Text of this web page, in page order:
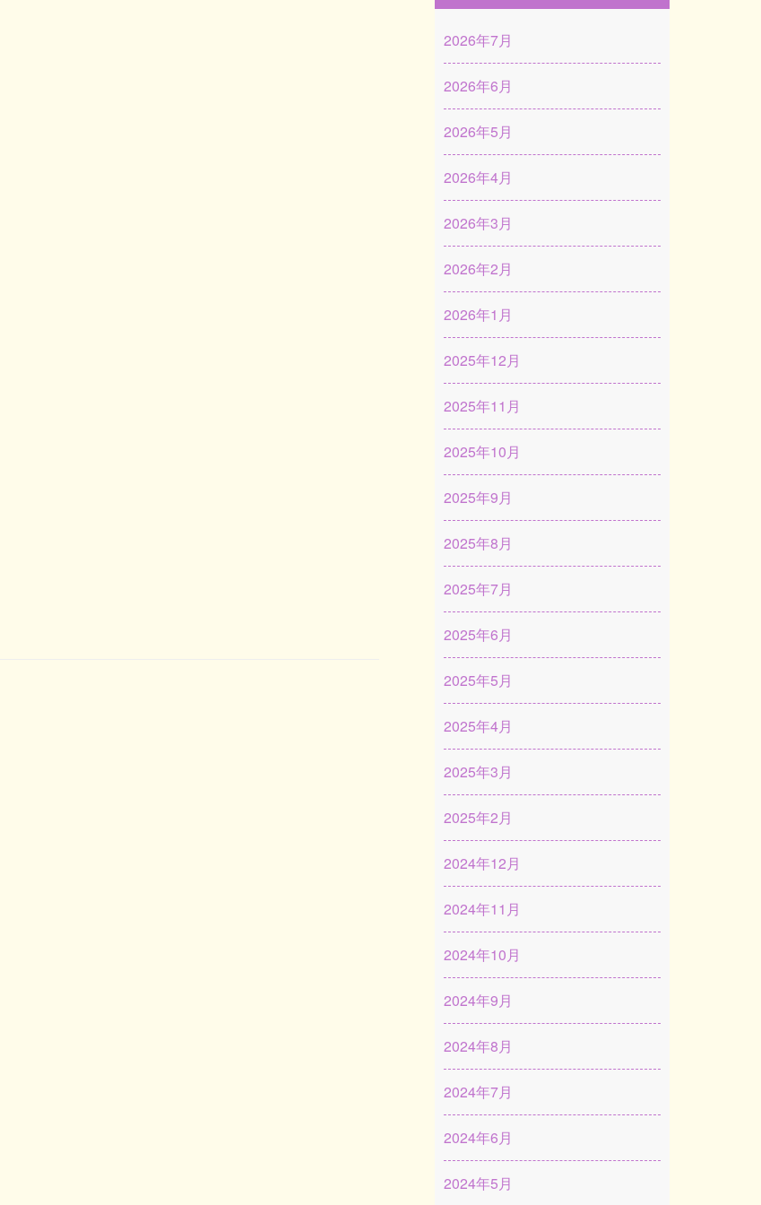
2026年7月
2026年6月
2026年5月
2026年4月
2026年3月
2026年2月
2026年1月
2025年12月
2025年11月
2025年10月
2025年9月
2025年8月
2025年7月
2025年6月
2025年5月
2025年4月
2025年3月
2025年2月
2024年12月
2024年11月
2024年10月
2024年9月
2024年8月
2024年7月
2024年6月
2024年5月